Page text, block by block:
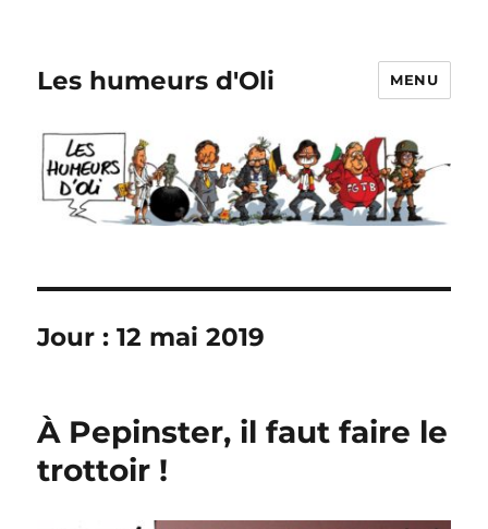
Les humeurs d'Oli MENU
Jour :12 mai 2019
À Pepinster, il faut faire le
trottoir !